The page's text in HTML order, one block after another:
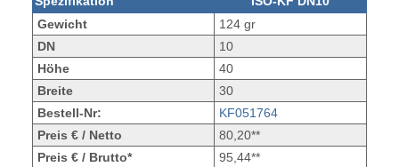
Gewicht
124 gr
DN
10
Höhe
40
Breite
30
Bestell-Nr:
KF051764
Preis € / Netto
80,20**
Preis € / Brutto*
95,44**